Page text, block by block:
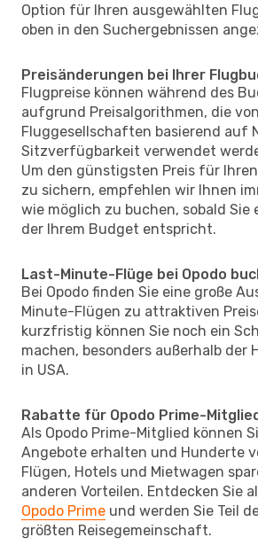
Option für Ihren ausgewählten
oben in den Suchergebnissen
Preisänderungen bei Ihrer
Flugpreise können während des
aufgrund Preisalgorithmen, die
Fluggesellschaften basierend auf
Sitzverfügbarkeit verwendet
Um den günstigsten Preis für
zu sichern, empfehlen wir Ihnen
wie möglich zu buchen, sobald Sie
der Ihrem Budget entspricht.
Last-Minute-Flüge bei Opodo
Bei Opodo finden Sie eine große
Minute-Flügen zu attraktiven
kurzfristig können Sie noch ein
machen, besonders außerhalb der
in USA.
Rabatte für Opodo Prime-
Als Opodo Prime-Mitglied können
Angebote erhalten und Hunderte
Flügen, Hotels und Mietwagen
anderen Vorteilen. Entdecken Sie
Opodo Prime und werden Sie Teil
größten Reisegemeinschaft.